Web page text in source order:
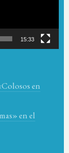
15:33
en
en el